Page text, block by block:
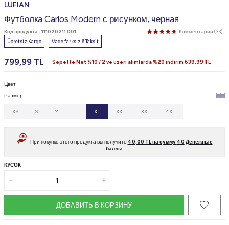
LUFIAN
Футболка Carlos Modern с рисунком, черная
Код продукта : 111020211 001
Комментарии (33)
Ücretsiz Kargo
Vade farksız 6 Taksit
799,99 TL Sepette Net %10 / 2 ve üzeri alımlarda %20 indirim 639,99 TL
Цвет
Размер
XS S M L XL XXL 3XL 4XL
При покупке этого продукта вы получите 40,00 TL на сумму 40 Денежные
баллы
КУСОК
ДОБАВИТЬ В КОРЗИНУ